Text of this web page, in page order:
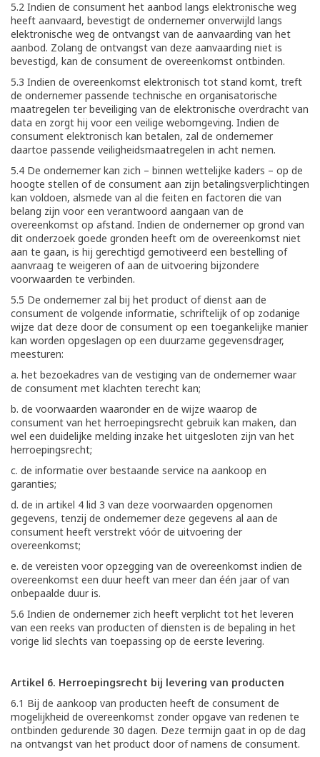
5.2 Indien de consument het aanbod langs elektronische weg
heeft aanvaard, bevestigt de ondernemer onverwijld langs
elektronische weg de ontvangst van de aanvaarding van het
aanbod. Zolang de ontvangst van deze aanvaarding niet is
bevestigd, kan de consument de overeenkomst ontbinden.
5.3 Indien de overeenkomst elektronisch tot stand komt, treft
de ondernemer passende technische en organisatorische
maatregelen ter beveiliging van de elektronische overdracht van
data en zorgt hij voor een veilige webomgeving. Indien de
consument elektronisch kan betalen, zal de ondernemer
daartoe passende veiligheidsmaatregelen in acht nemen.
5.4 De ondernemer kan zich – binnen wettelijke kaders – op de
hoogte stellen of de consument aan zijn betalingsverplichtingen
kan voldoen, alsmede van al die feiten en factoren die van
belang zijn voor een verantwoord aangaan van de
overeenkomst op afstand. Indien de ondernemer op grond van
dit onderzoek goede gronden heeft om de overeenkomst niet
aan te gaan, is hij gerechtigd gemotiveerd een bestelling of
aanvraag te weigeren of aan de uitvoering bijzondere
voorwaarden te verbinden.
5.5 De ondernemer zal bij het product of dienst aan de
consument de volgende informatie, schriftelijk of op zodanige
wijze dat deze door de consument op een toegankelijke manier
kan worden opgeslagen op een duurzame gegevensdrager,
meesturen:
a. het bezoekadres van de vestiging van de ondernemer waar
de consument met klachten terecht kan;
b. de voorwaarden waaronder en de wijze waarop de
consument van het herroepingsrecht gebruik kan maken, dan
wel een duidelijke melding inzake het uitgesloten zijn van het
herroepingsrecht;
c. de informatie over bestaande service na aankoop en
garanties;
d. de in artikel 4 lid 3 van deze voorwaarden opgenomen
gegevens, tenzij de ondernemer deze gegevens al aan de
consument heeft verstrekt vóór de uitvoering der
overeenkomst;
e. de vereisten voor opzegging van de overeenkomst indien de
overeenkomst een duur heeft van meer dan één jaar of van
onbepaalde duur is.
5.6 Indien de ondernemer zich heeft verplicht tot het leveren
van een reeks van producten of diensten is de bepaling in het
vorige lid slechts van toepassing op de eerste levering.
Artikel 6. Herroepingsrecht bij levering van producten
6.1 Bij de aankoop van producten heeft de consument de
mogelijkheid de overeenkomst zonder opgave van redenen te
ontbinden gedurende 30 dagen. Deze termijn gaat in op de dag
na ontvangst van het product door of namens de consument.